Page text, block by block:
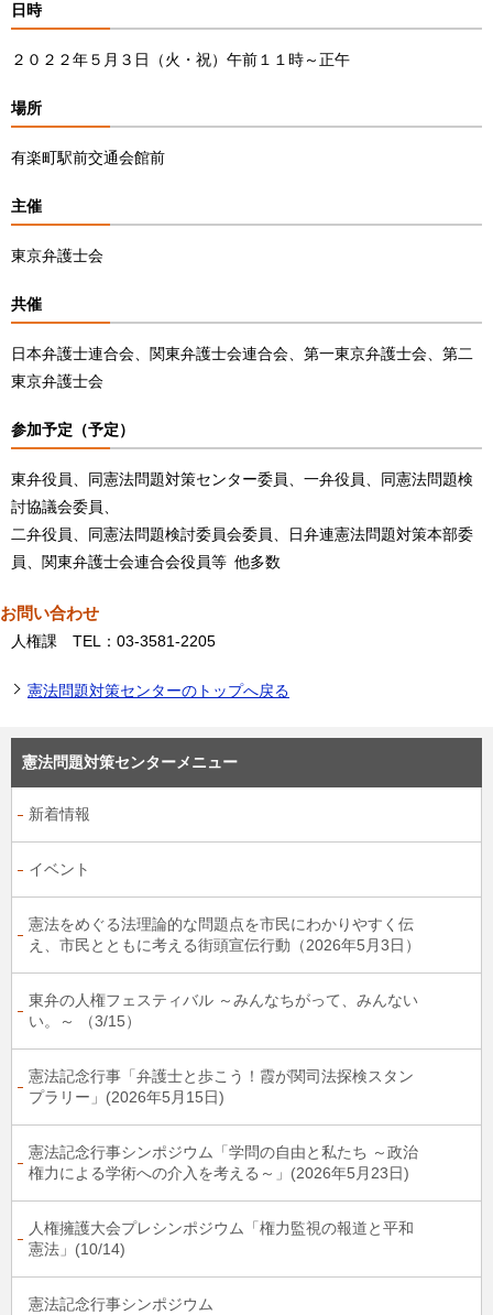
日時
２０２２年５月３日（火・祝）午前１１時～正午
場所
有楽町駅前交通会館前
主催
東京弁護士会
共催
日本弁護士連合会、関東弁護士会連合会、第一東京弁護士会、第二
東京弁護士会
参加予定（予定）
東弁役員、同憲法問題対策センター委員、一弁役員、同憲法問題検
討協議会委員、
二弁役員、同憲法問題検討委員会委員、日弁連憲法問題対策本部委
員、関東弁護士会連合会役員等 他多数
お問い合わせ
人権課 TEL：03-3581-2205
憲法問題対策センターのトップへ戻る
憲法問題対策センターメニュー
新着情報
イベント
憲法をめぐる法理論的な問題点を市民にわかりやすく伝
え、市民とともに考える街頭宣伝行動（2026年5月3日）
東弁の人権フェスティバル ～みんなちがって、みんない
い。～ （3/15）
憲法記念行事「弁護士と歩こう！霞が関司法探検スタン
プラリー」(2026年5月15日)
憲法記念行事シンポジウム「学問の自由と私たち ～政治
権力による学術への介入を考える～」(2026年5月23日)
人権擁護大会プレシンポジウム「権力監視の報道と平和
憲法」(10/14)
憲法記念行事シンポジウム